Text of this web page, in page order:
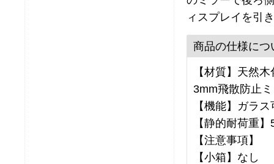
ィスプレイを引
商品の仕様につ
【材質】天然
3mm飛散防止
【機能】ガラ
【静的耐荷重
【注意事項】
【小箱】なし